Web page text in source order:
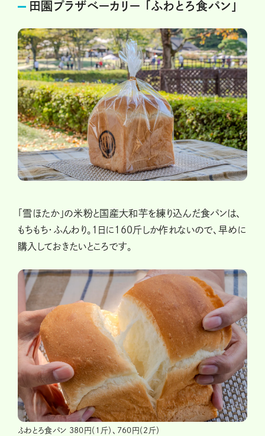
田園プラザベーカリー 「ふわとろ食パン」
「雪ほたか」の米粉と国産大和芋を練り込んだ食パンは、
もちもち・ふんわり。1日に160斤しか作れないので、早めに
購入しておきたいところです。
ふわとろ食パン 380円（1斤）、760円（2斤）